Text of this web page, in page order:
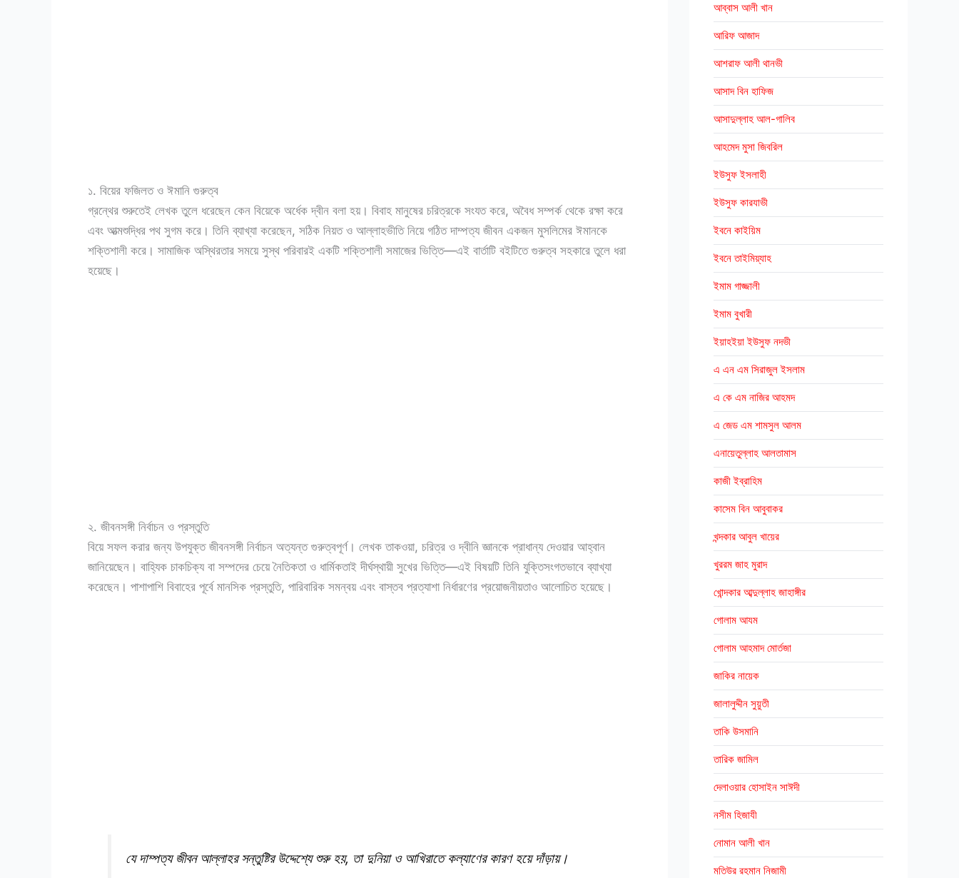
১. বিয়ের ফজিলত ও ঈমানি গুরুত্ব
গ্রন্থের শুরুতেই লেখক তুলে ধরেছেন কেন বিয়েকে অর্ধেক দ্বীন বলা হয়। বিবাহ মানুষের চরিত্রকে সংযত করে, অবৈধ সম্পর্ক থেকে রক্ষা করে
এবং আত্মশুদ্ধির পথ সুগম করে। তিনি ব্যাখ্যা করেছেন, সঠিক নিয়ত ও আল্লাহভীতি নিয়ে গঠিত দাম্পত্য জীবন একজন মুসলিমের ঈমানকে
শক্তিশালী করে। সামাজিক অস্থিরতার সময়ে সুস্থ পরিবারই একটি শক্তিশালী সমাজের ভিত্তি—এই বার্তাটি বইটিতে গুরুত্ব সহকারে তুলে ধরা
হয়েছে।
২. জীবনসঙ্গী নির্বাচন ও প্রস্তুতি
বিয়ে সফল করার জন্য উপযুক্ত জীবনসঙ্গী নির্বাচন অত্যন্ত গুরুত্বপূর্ণ। লেখক তাকওয়া, চরিত্র ও দ্বীনি জ্ঞানকে প্রাধান্য দেওয়ার আহ্বান
জানিয়েছেন। বাহ্যিক চাকচিক্য বা সম্পদের চেয়ে নৈতিকতা ও ধার্মিকতাই দীর্ঘস্থায়ী সুখের ভিত্তি—এই বিষয়টি তিনি যুক্তিসংগতভাবে ব্যাখ্যা
করেছেন। পাশাপাশি বিবাহের পূর্বে মানসিক প্রস্তুতি, পারিবারিক সমন্বয় এবং বাস্তব প্রত্যাশা নির্ধারণের প্রয়োজনীয়তাও আলোচিত হয়েছে।
যে দাম্পত্য জীবন আল্লাহর সন্তুষ্টির উদ্দেশ্যে শুরু হয়, তা দুনিয়া ও আখিরাতে কল্যাণের কারণ হয়ে দাঁড়ায়।
আব্বাস আলী খান
আরিফ আজাদ
আশরাফ আলী থানভী
আসাদ বিন হাফিজ
আসাদুল্লাহ আল-গালিব
আহমেদ মুসা জিবরিল
ইউসুফ ইসলাহী
ইউসুফ কারযাভী
ইবনে কাইয়িম
ইবনে তাইমিয়্যাহ
ইমাম গাজ্জালী
ইমাম বুখারী
ইয়াহইয়া ইউসুফ নদভী
এ এন এম সিরাজুল ইসলাম
এ কে এম নাজির আহমদ
এ জেড এম শামসুল আলম
এনায়েতুল্লাহ আলতামাস
কাজী ইব্রাহিম
কাসেম বিন আবুবাকর
খন্দকার আবুল খায়ের
খুররম জাহ মুরাদ
খোন্দকার আব্দুল্লাহ জাহাঙ্গীর
গোলাম আযম
গোলাম আহমাদ মোর্তজা
জাকির নায়েক
জালালুদ্দীন সুয়ুতী
তাকি উসমানি
তারিক জামিল
দেলাওয়ার হোসাইন সাঈদী
নসীম হিজাযী
নোমান আলী খান
মতিউর রহমান নিজামী